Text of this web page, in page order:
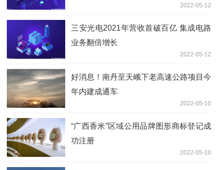
2022-05-12
三安光电2021年营收首破百亿 集成电路
业务翻倍增长
2022-05-12
好消息！南丹至天峨下老高速公路项目今
年内建成通车
2022-05-10
“广西香米”区域公用品牌图形商标登记成
功注册
2022-05-10